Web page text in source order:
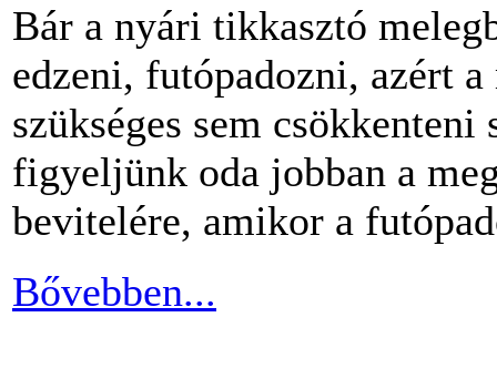
Bár a nyári tikkasztó
edzeni, futópadozni, azért
szükséges sem
figyeljünk oda jobban a
bevitelére, amikor a
Bővebben...